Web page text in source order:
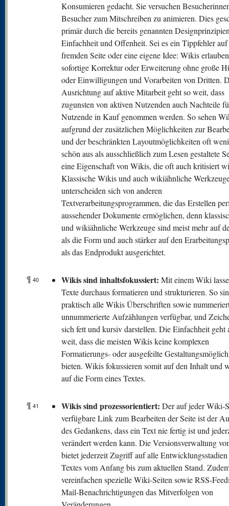
Konsumieren gedacht. Sie versuchen
Besucher zum Mitschreiben zu animieren. Dies
primär durch die bereits genannten
Einfachheit und Offenheit. Sei es ein Tippfehler auf
fremden Seite oder eine eigene Idee: Wikis
sofortige Korrektur oder Erweiterung ohne große
oder Einwilligungen und Vorarbeiten von Dritten.
Ausrichtung auf aktive Mitarbeit geht so weit, dass
zugunsten von aktiven Nutzenden auch Nachteile
Nutzende in Kauf genommen werden. So sehen
aufgrund der zusätzlichen Möglichkeiten zur
und der beschränkten Layoutmöglichkeiten oft
schön aus als ausschließlich zum Lesen gestaltete
eine Eigenschaft von Wikis, die oft auch kritisiert
Klassische Wikis und auch wikiähnliche
unterscheiden sich von anderen
Textverarbeitungsprogrammen, die das Erstellen
aussehender Dokumente ermöglichen, denn
und wikiähnliche Werkzeuge sind meist mehr auf
als die Form und auch stärker auf den
als das Endprodukt ausgerichtet.
¶ 40 Wikis sind inhaltsfokussiert: Mit einem Wiki
Texte durchaus formatieren und strukturieren. So
praktisch alle Wikis Überschriften sowie
unnummerierte Aufzählungen verfügbar, und
sich fett und kursiv darstellen. Die Einfachheit geht
weit, dass die meisten Wikis keine komplexen
Formatierungs- oder ausgefeilte
bieten. Wikis fokussieren somit auf den Inhalt und
auf die Form eines Textes.
¶ 41 Wikis sind prozessorientiert: Der auf jeder Wiki-
verfügbare Link zum Bearbeiten der Seite ist der
des Gedankens, dass ein Text nie fertig ist und
verändert werden kann. Die Versionsverwaltung
bietet jederzeit Zugriff auf alle Entwicklungsstadien
Textes vom Anfang bis zum aktuellen Stand.
vereinfachen spezielle Wiki-Seiten sowie RSS-
Mail-Benachrichtigungen das Mitverfolgen von